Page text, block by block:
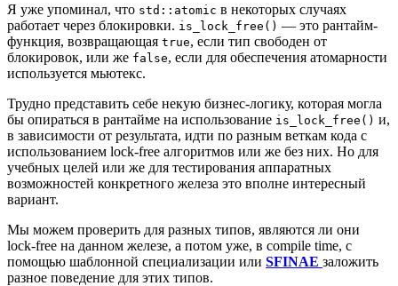
Я уже упоминал, что std::atomic в некоторых случаях
работает через блокировки. is_lock_free() — это рантайм-
функция, возвращающая true, если тип свободен от
блокировок, или же false, если для обеспечения атомарности
используется мьютекс.
Трудно представить себе некую бизнес-логику, которая могла
бы опираться в рантайме на использование is_lock_free() и,
в зависимости от результата, идти по разным веткам кода с
использованием lock-free алгоритмов или же без них. Но для
учебных целей или же для тестирования аппаратных
возможностей конкретного железа это вполне интересный
вариант.
Мы можем проверить для разных типов, являются ли они
lock-free на данном железе, а потом уже, в compile time, с
помощью шаблонной специализации или SFINAE заложить
разное поведение для этих типов.